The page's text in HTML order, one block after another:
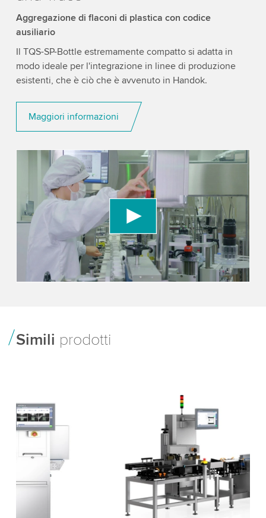
Aggregazione di flaconi di plastica con codice
ausiliario
Il TQS-SP-Bottle estremamente compatto si adatta in
modo ideale per l'integrazione in linee di produzione
esistenti, che è ciò che è avvenuto in Handok.
Maggiori informazioni
We need your consent to load the YouTube
Video service!
We use a third party service to embed video
content that may collect data about your activity.
Please review the details and accept the service
to watch this video.
Accept More information
Simili prodotti